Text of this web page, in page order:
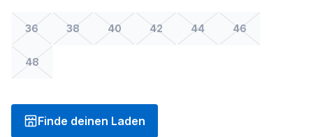
36 38 40 42 44 46
48
Finde deinen Laden